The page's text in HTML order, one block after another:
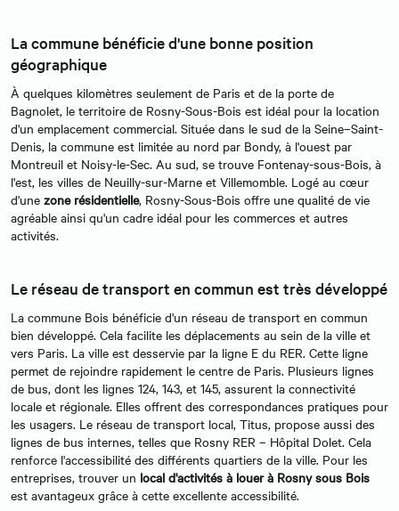
La commune bénéficie d'une bonne position
géographique
À quelques kilomètres seulement de Paris et de la porte de
Bagnolet, le territoire de Rosny-Sous-Bois est idéal pour la location
d'un emplacement commercial. Située dans le sud de la Seine–Saint-
Denis, la commune est limitée au nord par Bondy, à l'ouest par
Montreuil et Noisy-le-Sec. Au sud, se trouve Fontenay-sous-Bois, à
l'est, les villes de Neuilly-sur-Marne et Villemomble. Logé au cœur
d'une zone résidentielle, Rosny-Sous-Bois offre une qualité de vie
agréable ainsi qu'un cadre idéal pour les commerces et autres
activités.
Le réseau de transport en commun est très développé
La commune Bois bénéficie d'un réseau de transport en commun
bien développé. Cela facilite les déplacements au sein de la ville et
vers Paris. La ville est desservie par la ligne E du RER. Cette ligne
permet de rejoindre rapidement le centre de Paris. Plusieurs lignes
de bus, dont les lignes 124, 143, et 145, assurent la connectivité
locale et régionale. Elles offrent des correspondances pratiques pour
les usagers. Le réseau de transport local, Titus, propose aussi des
lignes de bus internes, telles que Rosny RER – Hôpital Dolet. Cela
renforce l'accessibilité des différents quartiers de la ville. Pour les
entreprises, trouver un local d'activités à louer à Rosny sous Bois
est avantageux grâce à cette excellente accessibilité.